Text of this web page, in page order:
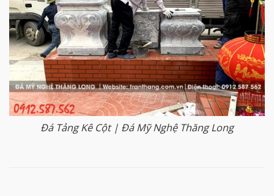
Đá Tảng Kê Cột | Đá Mỹ Nghệ Thăng Long